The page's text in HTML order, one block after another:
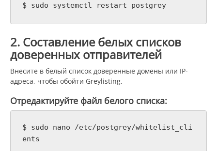
$ sudo systemctl restart postgrey
2. Составление белых списков
доверенных отправителей
Внесите в белый список доверенные домены или IP-
адреса, чтобы обойти Greylisting.
Отредактируйте файл белого списка:
$ sudo nano /etc/postgrey/whitelist_cli
ents